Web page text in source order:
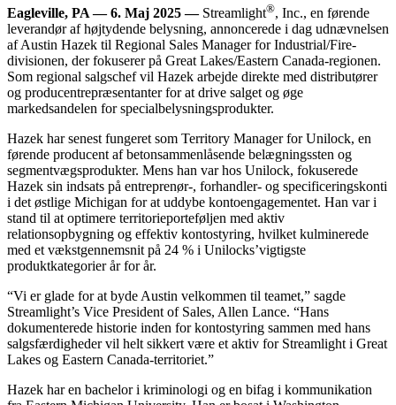
Eagleville, PA — 6. Maj 2025 — Streamlight®, Inc., en førende
leverandør af højtydende belysning, annoncerede i dag udnævnelsen
af Austin Hazek til Regional Sales Manager for Industrial/Fire-
divisionen, der fokuserer på Great Lakes/Eastern Canada-regionen.
Som regional salgschef vil Hazek arbejde direkte med distributører
og producentrepræsentanter for at drive salget og øge
markedsandelen for specialbelysningsprodukter.
Hazek har senest fungeret som Territory Manager for Unilock, en
førende producent af betonsammenlåsende belægningssten og
segmentvægsprodukter. Mens han var hos Unilock, fokuserede
Hazek sin indsats på entreprenør-, forhandler- og specificeringskonti
i det østlige Michigan for at uddybe kontoengagementet. Han var i
stand til at optimere territorieporteføljen med aktiv
relationsopbygning og effektiv kontostyring, hvilket kulminerede
med et vækstgennemsnit på 24 % i Unilocks’vigtigste
produktkategorier år for år.
“Vi er glade for at byde Austin velkommen til teamet,” sagde
Streamlight’s Vice President of Sales, Allen Lance. “Hans
dokumenterede historie inden for kontostyring sammen med hans
salgsfærdigheder vil helt sikkert være et aktiv for Streamlight i Great
Lakes og Eastern Canada-territoriet.”
Hazek har en bachelor i kriminologi og en bifag i kommunikation